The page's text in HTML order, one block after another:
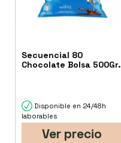
Secuencial 80
Chocolate Bolsa 500Gr.
Disponible en 24/48h
laborables
Ver precio